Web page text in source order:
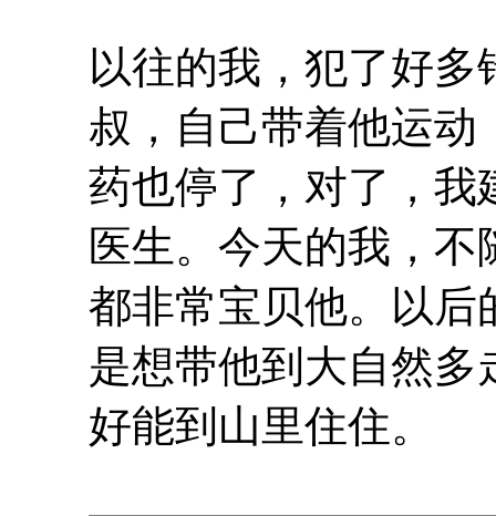
以往的我，犯了好
叔，自己带着他运动
药也停了，对了，我
医生。今天的我，
都非常宝贝他。以后
是想带他到大自然
好能到山里住住。